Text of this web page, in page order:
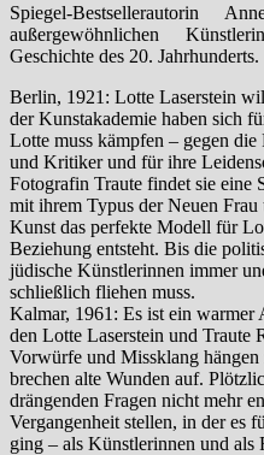
Spiegel-Bestsellerautorin
außergewöhnlichen
Geschichte des 20. Jahrhunderts.
Berlin, 1921: Lotte Laserstein
der Kunstakademie haben sich
Lotte muss kämpfen – gegen
und Kritiker und für ihre
Fotografin Traute findet sie eine
mit ihrem Typus der Neuen
Kunst das perfekte Modell für
Beziehung entsteht. Bis die
jüdische Künstlerinnen immer
schließlich fliehen muss.
Kalmar, 1961: Es ist ein warmer
den Lotte Laserstein und Traute
Vorwürfe und Missklang
brechen alte Wunden auf.
drängenden Fragen nicht mehr
Vergangenheit stellen, in der es
ging – als Künstlerinnen und als